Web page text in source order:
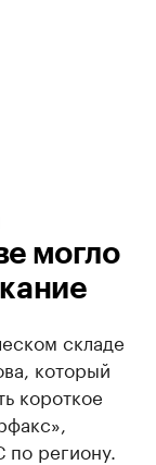
могло
складе
который
короткое
региону.